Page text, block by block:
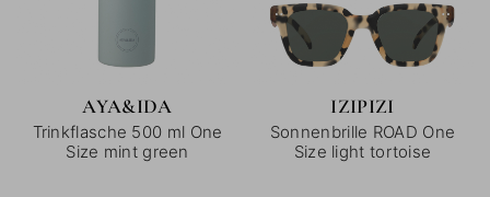
AYA&IDA
Trinkflasche 500 ml One
Size mint green
IZIPIZI
Sonnenbrille ROAD One
Size light tortoise